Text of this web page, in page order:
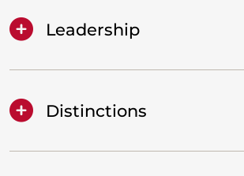
Leadership
Distinctions